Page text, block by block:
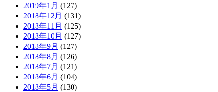
2019年1月 (127)
2018年12月 (131)
2018年11月 (125)
2018年10月 (127)
2018年9月 (127)
2018年8月 (126)
2018年7月 (121)
2018年6月 (104)
2018年5月 (130)